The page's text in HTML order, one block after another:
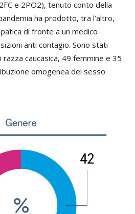
e 2PO2), tenuto conto della
ha prodotto, tra l’altro,
di fronte a un medico
anti contagio. Sono stati
caucasica, 49 femmine e 35
omogenea del sesso